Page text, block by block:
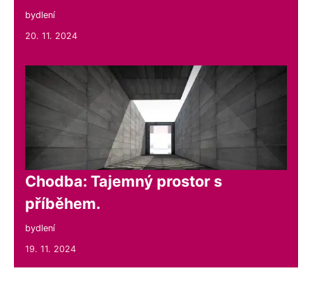
bydlení
20. 11. 2024
Chodba: Tajemný prostor s
příběhem.
bydlení
19. 11. 2024